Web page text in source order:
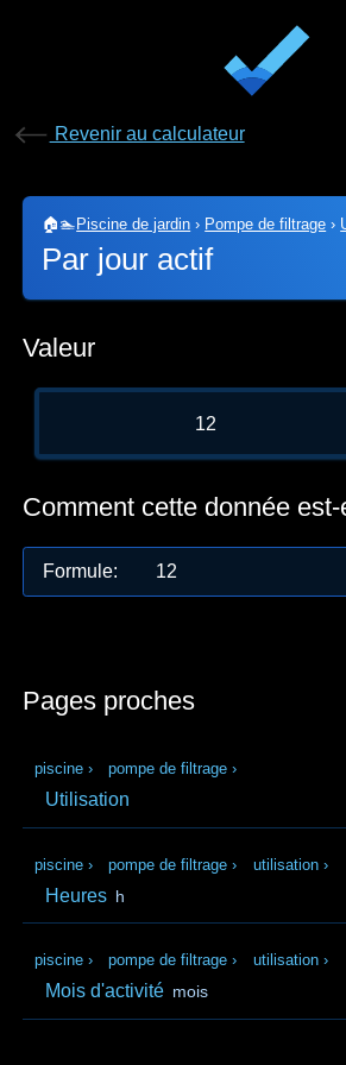
Revenir au calculateur
🏠🏊 Piscine de jardin › Pompe de filtrage ›
Par jour actif
Valeur
12
Comment cette donnée
Formule: 12
Pages proches
piscine › pompe de filtrage ›
Utilisation
piscine › pompe de filtrage › utilisation ›
Heures h
piscine › pompe de filtrage › utilisation ›
Mois d'activité mois